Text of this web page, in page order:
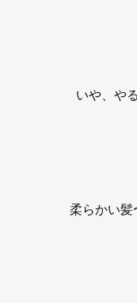
いや、や
柔らかい髪